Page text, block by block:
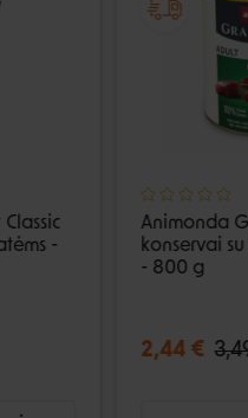
-
Animonda
konservai
- 800 g
2,44 €